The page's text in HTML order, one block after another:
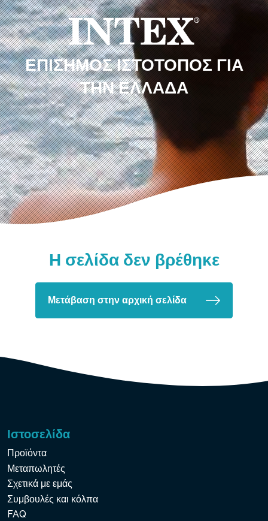
ΕΠΊΣΗΜΟΣ ΙΣΤΌΤΟΠΟΣ ΓΙΑ
ΤΗΝ ΕΛΛΆΔΑ
Η σελίδα δεν βρέθηκε
Μετάβαση στην αρχική σελίδα
Ιστοσελίδα
Προϊόντα
Μεταπωλητές
Σχετικά με εμάς
Συμβουλές και κόλπα
FAQ